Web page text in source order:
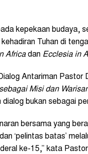
kepekaan budaya,
Tuhan di
Africadan Ecclesia in
Antariman Pastor
Misi dan
bukan sebagai
bersama yang
‘pelintas batas’
ke-15,” kata